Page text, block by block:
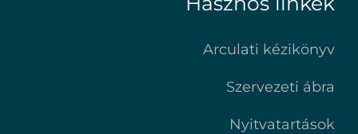
Arculati kézikönyv
Szervezeti ábra
Nyitvatartások